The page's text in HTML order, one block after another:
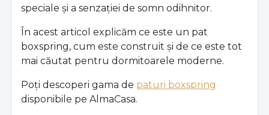
speciale și a senzației de somn odihnitor.
În acest articol explicăm ce este un pat
boxspring, cum este construit și de ce este tot
mai căutat pentru dormitoarele moderne.
Poți descoperi gama de paturi boxspring
disponibile pe AlmaCasa.